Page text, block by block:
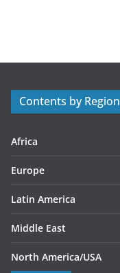
r
s
Contents by Region
Africa
Europe
Latin America
Middle East
North America/USA